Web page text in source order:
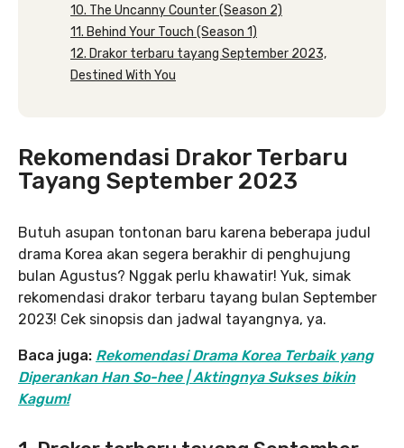
10. The Uncanny Counter (Season 2)
11. Behind Your Touch (Season 1)
12. Drakor terbaru tayang September 2023,
Destined With You
Rekomendasi Drakor Terbaru
Tayang September 2023
Butuh asupan tontonan baru karena beberapa judul
drama Korea akan segera berakhir di penghujung
bulan Agustus? Nggak perlu khawatir! Yuk, simak
rekomendasi drakor terbaru tayang bulan September
2023! Cek sinopsis dan jadwal tayangnya, ya.
Baca juga: Rekomendasi Drama Korea Terbaik yang
Diperankan Han So-hee | Aktingnya Sukses bikin
Kagum!